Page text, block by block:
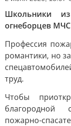
Школьники
огнеборцев
Профессия
романтики, но
труд.
Чтобы
благородной
пожарно-